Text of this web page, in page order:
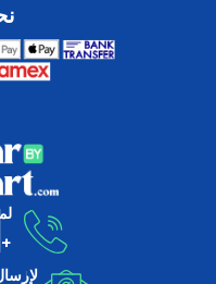
+971525589575